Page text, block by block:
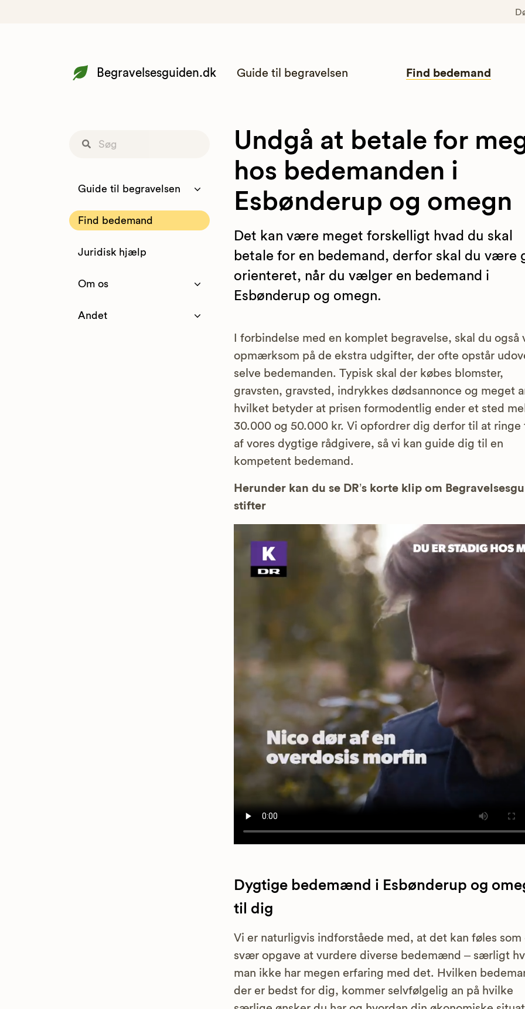
Begravelsesguiden.dk Guide til begravelsen Find bedemand
Guide til begravelsen
Find bedemand
Juridisk hjælp
Om os
Andet
Undgå at betale for
hos bedemanden i
Esbønderup og omegn
Det kan være meget forskelligt hvad du skal
betale for en bedemand, derfor skal du være
orienteret, når du vælger en bedemand i
Esbønderup og omegn.
I forbindelse med en komplet begravelse, skal du også
opmærksom på de ekstra udgifter, der ofte opstår
selve bedemanden. Typisk skal der købes blomster,
gravsten, gravsted, indrykkes dødsannonce og meget
hvilket betyder at prisen formodentlig ender et sted
30.000 og 50.000 kr. Vi opfordrer dig derfor til at ringe
af vores dygtige rådgivere, så vi kan guide dig til en
kompetent bedemand.
Herunder kan du se DR’s korte klip om
stifter
Dygtige bedemænd i Esbønderup og
til dig
Vi er naturligvis indforståede med, at det kan føles som
svær opgave at vurdere diverse bedemænd – særligt
man ikke har megen erfaring med det. Hvilken
der er bedst for dig, kommer selvfølgelig an på hvilke